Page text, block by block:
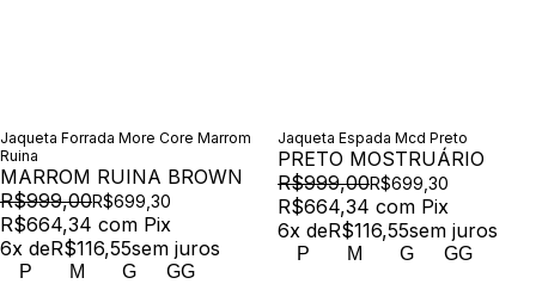
Jaqueta Forrada More Core Marrom
Ruina
MARROM RUINA BROWN
R$999,00R$699,30
R$664,34 com Pix
6x deR$116,55sem juros
P M G GG
Jaqueta Espada Mcd Preto
PRETO MOSTRUÁRIO
R$999,00R$699,30
R$664,34 com Pix
6x deR$116,55sem juros
P M G GG